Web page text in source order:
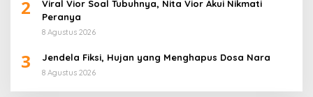
2
Viral Vior Soal Tubuhnya, Nita Vior Akui Nikmati
Peranya
8 Agustus 2026
3 Jendela Fiksi, Hujan yang Menghapus Dosa Nara
8 Agustus 2026